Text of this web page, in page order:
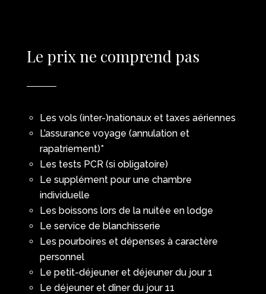
Le prix ne comprend pas
Les vols (inter-)nationaux et taxes aériennes
L’assurance voyage (annulation et
rapatriement)*
Les tests PCR (si obligatoire)
Le supplément pour une chambre
individuelle
Les boissons lors de la nuitée en lodge
Le service de blanchisserie
Les pourboires et dépenses à caractère
personnel
Le petit-déjeuner et déjeuner du jour 1
Le déjeuner et dîner du jour 11